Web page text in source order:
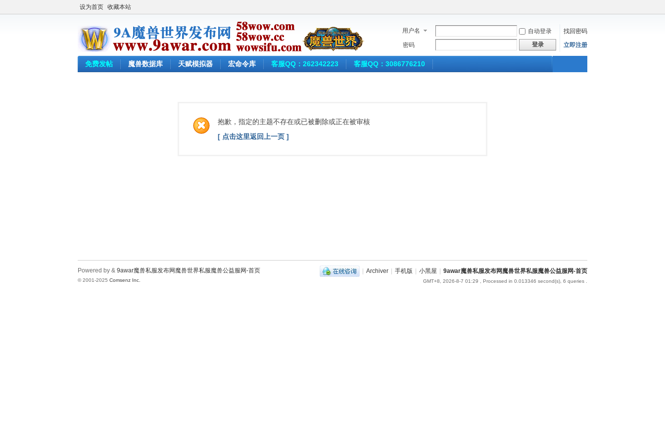
设为首页 收藏本站
用户名 自动登录
找回密码
密码
登录 立即注册
免费发帖 魔兽数据库 天赋模拟器 宏命令库 客服QQ：262342223 客服QQ：3086776210
抱歉，指定的主题不存在或已被删除或正在被审核
[ 点击这里返回上一页 ]
| Archiver | 手机版 | 小黑屋 | 9awar魔兽私服发布网魔兽世界私服魔兽公益服网-首页
GMT+8, 2026-8-7 01:29 , Processed in 0.013346 second(s), 6 queries .
Powered by & 9awar魔兽私服发布网魔兽世界私服魔兽公益服网-首页
© 2001-2025 Comsenz Inc.